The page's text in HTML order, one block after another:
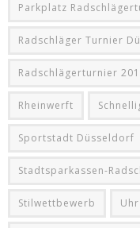
Parkplatz
Radschläger Turnier
Radschlägerturnier
Rheinwerft
Sportstadt Düsseldorf
Stadtsparkassen-
Stilwettbewerb